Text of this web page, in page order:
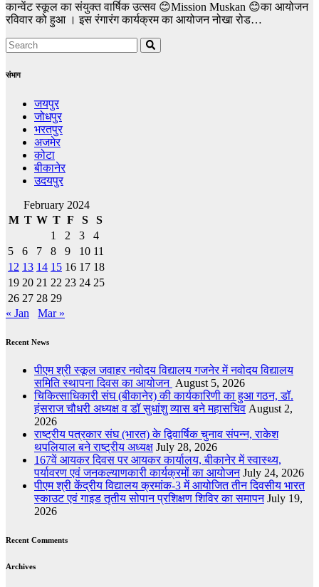
कान्वेंट स्कूल का संयुक्त वार्षिक उत्सव 😊Mission Muskan 😊का आयोजन
रविवार को हुआ । इस रंगारंग कार्यक्रम का आयोजन नोखा रोड…
संभाग
जयपुर
जोधपुर
भरतपुर
अजमेर
कोटा
बीकानेर
उदयपुर
February 2024
M T W T F S
S
1
2 3
4
5
6 7 8 9 10 11
12 13 14 15 16 17 18
19 20 21 22 23 24 25
26 27 28 29
« Jan
Mar »
Recent News
पीएम श्री स्कूल जवाहर नवोदय विद्यालय गजनेर में नवोदय विद्यालय
समिति स्थापना दिवस का आयोजन August 5, 2026
चिकित्साधिकारी संघ (बीकानेर) की कार्यकारिणी का हुआ गठन, डॉ.
हंसराज चौधरी अध्यक्ष व डॉ सुधांशु व्यास बने महासचिव August 2,
2026
राष्ट्रीय पत्रकार संघ (भारत) के द्विवार्षिक चुनाव संपन्न, राकेश
थपलियाल बने राष्ट्रीय अध्यक्ष July 28, 2026
167वें आयकर दिवस पर आयकर कार्यालय, बीकानेर में स्वास्थ्य,
पर्यावरण एवं जनकल्याणकारी कार्यक्रमों का आयोजन July 24, 2026
पीएम श्री केंद्रीय विद्यालय क्रमांक-3 में आयोजित तीन दिवसीय भारत
स्काउट एवं गाइड तृतीय सोपान प्रशिक्षण शिविर का समापन July 19,
2026
Recent Comments
Archives